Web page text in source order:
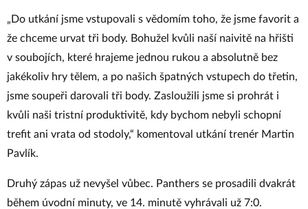
„Do utkání jsme vstupovali s vědomím toho, že jsme favorit a
že chceme urvat tři body. Bohužel kvůli naší naivitě na hřišti
v soubojích, které hrajeme jednou rukou a absolutně bez
jakékoliv hry tělem, a po našich špatných vstupech do třetin,
jsme soupeři darovali tři body. Zasloužili jsme si prohrát i
kvůli naši tristní produktivitě, kdy bychom nebyli schopní
trefit ani vrata od stodoly,“ komentoval utkání trenér Martin
Pavlík.
Druhý zápas už nevyšel vůbec. Panthers se prosadili dvakrát
během úvodní minuty, ve 14. minutě vyhrávali už 7:0.